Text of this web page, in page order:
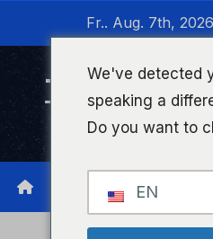
wechseln
Fr.. Aug. 7th, 2026
Timeline
Infonetzwerk für
We've detected
speaking a
Do you want to
EN